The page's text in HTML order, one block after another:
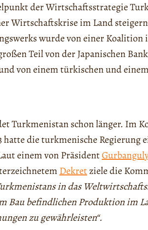
der Wirtschaftsstrategie
Wirtschaftskrise im Land
wurde von einer
Teil von der Japanischen
von einem türkischen und
Turkmenistan schon länger. Im
die turkmenische Regierung
einem von Präsident
Dekretziele die
in das
Bau befindlichen Produktion im
zu gewährleisten“.